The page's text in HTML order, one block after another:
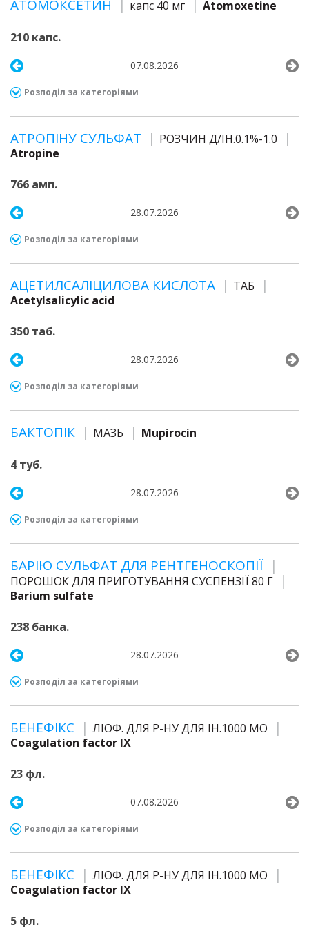
АТОМОКСЕТИН капс 40 мг Atomoxetine
210 капс.
07.08.2026
Розподіл за категоріями
АТРОПІНУ СУЛЬФАТ
РОЗЧИН Д/ІН.0.1%-1.0
Atropine
766 амп.
28.07.2026
Розподіл за категоріями
АЦЕТИЛСАЛІЦИЛОВА КИСЛОТА
ТАБ
Acetylsalicylic acid
350 таб.
28.07.2026
Розподіл за категоріями
БАКТОПІК МАЗЬ Mupirocin
4 туб.
28.07.2026
Розподіл за категоріями
БАРІЮ СУЛЬФАТ ДЛЯ РЕНТГЕНОСКОПІЇ
ПОРОШОК ДЛЯ ПРИГОТУВАННЯ СУСПЕНЗІЇ 80 Г
Barium sulfate
238 банка.
28.07.2026
Розподіл за категоріями
БЕНЕФІКС
ЛІОФ. ДЛЯ Р-НУ ДЛЯ ІН.1000 МО
Coagulation factor IX
23 фл.
07.08.2026
Розподіл за категоріями
БЕНЕФІКС
ЛІОФ. ДЛЯ Р-НУ ДЛЯ ІН.1000 МО
Coagulation factor IX
5 фл.